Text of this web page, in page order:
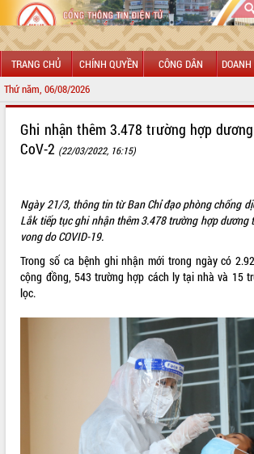
TRANG CHỦ CHÍNH QUYỀN CÔNG DÂN
Thứ năm, 06/08/2026
LÃNH ĐẠO UBND TỈNH
SỞ, BAN, NGÀNH
THÔNG TIN CHỈ ĐẠO ĐIỀU HÀNH
HỆ THỐNG VĂN BẢN
QUY HOẠCH - KẾ HOẠCH
Ghi nhận thêm 3.478 trường hợp
CoV-2 (22/03/2022, 16:15)
Ngày 21/3, thông tin từ Ban Chỉ đạo phòng chống
Lắk tiếp tục ghi nhận thêm 3.478 trường hợp dương
vong do COVID-19.
Trong số ca bệnh ghi nhận mới trong ngày có
cộng đồng, 543 trường hợp cách ly tại nhà và 15
lọc.